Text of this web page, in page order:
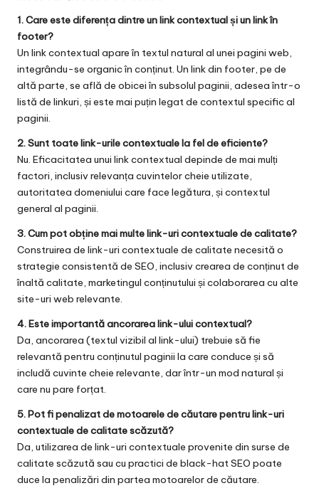
1. Care este diferența dintre un link contextual și un link în
footer?
Un link contextual apare în textul natural al unei pagini web,
integrându-se organic în conținut. Un link din footer, pe de
altă parte, se află de obicei în subsolul paginii, adesea într-o
listă de linkuri, și este mai puțin legat de contextul specific al
paginii.
2. Sunt toate link-urile contextuale la fel de eficiente?
Nu. Eficacitatea unui link contextual depinde de mai mulți
factori, inclusiv relevanța cuvintelor cheie utilizate,
autoritatea domeniului care face legătura, și contextul
general al paginii.
3. Cum pot obține mai multe link-uri contextuale de calitate?
Construirea de link-uri contextuale de calitate necesită o
strategie consistentă de SEO, inclusiv crearea de conținut de
înaltă calitate, marketingul conținutului și colaborarea cu alte
site-uri web relevante.
4. Este importantă ancorarea link-ului contextual?
Da, ancorarea (textul vizibil al link-ului) trebuie să fie
relevantă pentru conținutul paginii la care conduce și să
includă cuvinte cheie relevante, dar într-un mod natural și
care nu pare forțat.
5. Pot fi penalizat de motoarele de căutare pentru link-uri
contextuale de calitate scăzută?
Da, utilizarea de link-uri contextuale provenite din surse de
calitate scăzută sau cu practici de black-hat SEO poate
duce la penalizări din partea motoarelor de căutare.